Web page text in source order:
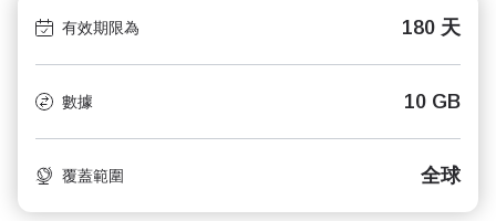
有效期限為 180 天
數據 10 GB
覆蓋範圍 全球